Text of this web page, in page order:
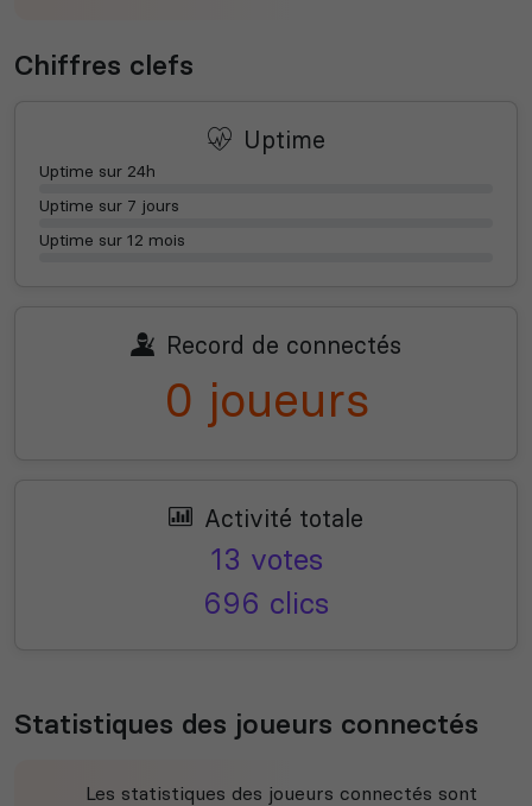
Chiffres clefs
Uptime
Uptime sur 24h
Uptime sur 7 jours
Uptime sur 12 mois
Record de connectés
0 joueurs
Activité totale
13 votes
696 clics
Statistiques des joueurs connectés
Les statistiques des joueurs connectés sont